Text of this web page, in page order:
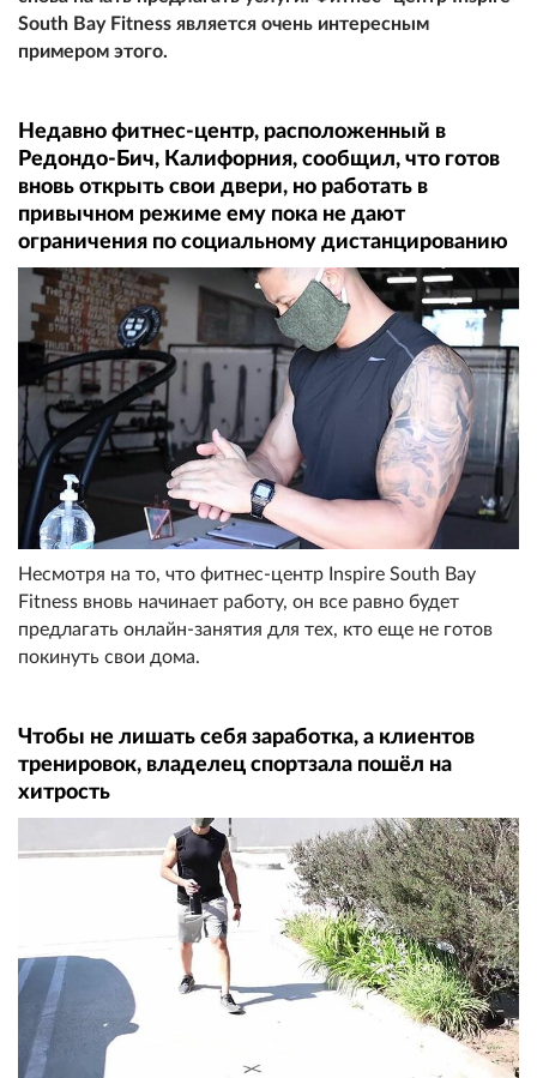
South Bay Fitness является очень интересным
примером этого.
Недавно фитнес-центр, расположенный в
Редондо-Бич, Калифорния, сообщил, что готов
вновь открыть свои двери, но работать в
привычном режиме ему пока не дают
ограничения по социальному дистанцированию
Несмотря на то, что фитнес-центр Inspire South Bay
Fitness вновь начинает работу, он все равно будет
предлагать онлайн-занятия для тех, кто еще не готов
покинуть свои дома.
Чтобы не лишать себя заработка, а клиентов
тренировок, владелец спортзала пошёл на
хитрость